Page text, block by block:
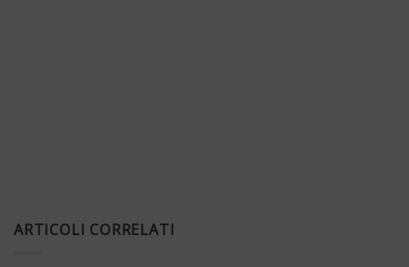
ARTICOLI CORRELATI